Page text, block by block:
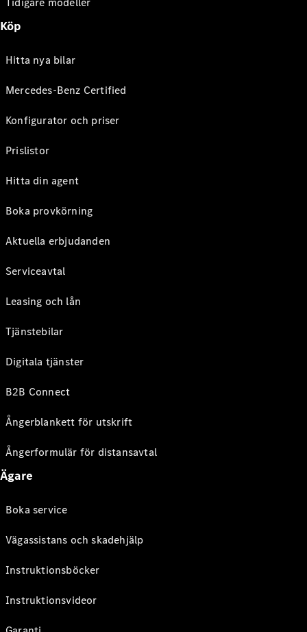
Köp
Hitta nya bilar
Mercedes-Benz Certified
Konfigurator och priser
Prislistor
Hitta din agent
Boka provkörning
Aktuella erbjudanden
Serviceavtal
Leasing och lån
Tjänstebilar
Digitala tjänster
B2B Connect
Ångerblankett för utskrift
Ångerformulär för distansavtal
Ägare
Boka service
Vägassistans och skadehjälp
Instruktionsböcker
Instruktionsvideor